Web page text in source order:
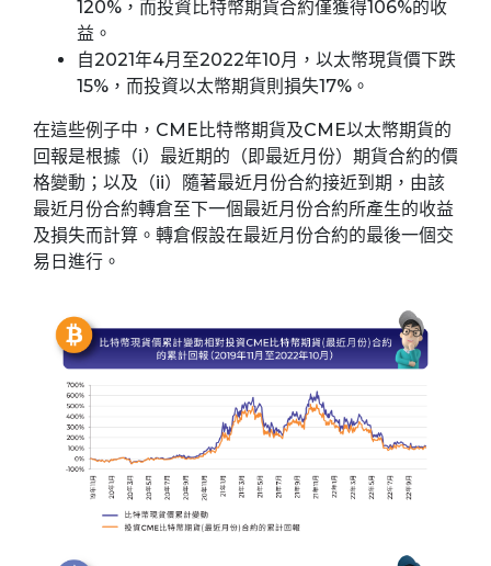
120%，而投資比特幣期貨合約僅獲得106%的收
益。
自2021年4月至2022年10月，以太幣現貨價下跌
15%，而投資以太幣期貨則損失17%。
在這些例子中，CME比特幣期貨及CME以太幣期貨的
回報是根據（i）最近期的（即最近月份）期貨合約的價
格變動；以及（ii）隨著最近月份合約接近到期，由該
最近月份合約轉倉至下一個最近月份合約所產生的收益
及損失而計算。轉倉假設在最近月份合約的最後一個交
易日進行。